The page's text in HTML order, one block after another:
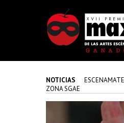
NOTICIAS
ZONA SGAE